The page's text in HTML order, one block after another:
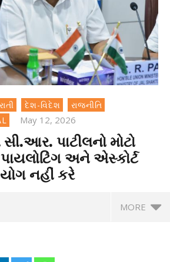
દેશ-વિદેશ
રાજનીતિ
May 12, 2026
પાટીલનો મોટો
અને એસ્કોર્ટ
નહીં કરે
MORE